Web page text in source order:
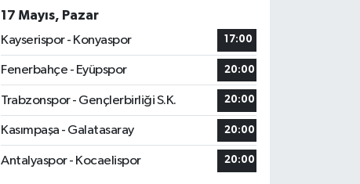
17 Mayıs, Pazar
Kayserispor - Konyaspor
17:00
Fenerbahçe - Eyüpspor 20:00
Trabzonspor - Gençlerbirliği S.K. 20:00
Kasımpaşa - Galatasaray 20:00
Antalyaspor - Kocaelispor 20:00